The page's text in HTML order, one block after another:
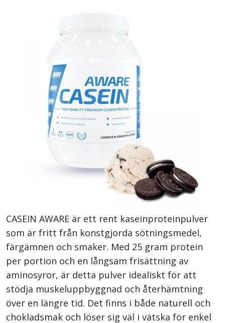
CASEIN AWARE är ett rent kaseinproteinpulver
som är fritt från konstgjorda sötningsmedel,
färgämnen och smaker. Med 25 gram protein
per portion och en långsam frisättning av
aminosyror, är detta pulver idealiskt för att
stödja muskeluppbyggnad och återhämtning
över en längre tid. Det finns i både naturell och
chokladsmak och löser sig väl i vätska för enkel